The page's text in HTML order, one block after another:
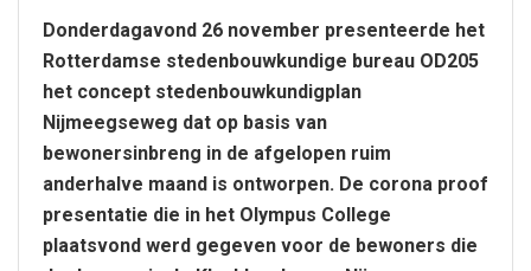
Donderdagavond 26 november presenteerde het
Rotterdamse stedenbouwkundige bureau OD205
het concept stedenbouwkundigplan
Nijmeegseweg dat op basis van
bewonersinbreng in de afgelopen ruim
anderhalve maand is ontworpen. De corona proof
presentatie die in het Olympus College
plaatsvond werd gegeven voor de bewoners die